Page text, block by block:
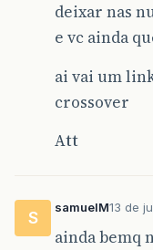
deixar nas
e vc ainda
ai vai um
crossover
Att
S
samuelM13 de
ainda bemq